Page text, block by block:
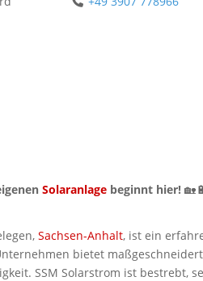
Solaranlage beginnt hier! 🏡🔋
Sachsen-Anhalt, ist ein
bietet
SSM Solarstrom ist bestrebt,